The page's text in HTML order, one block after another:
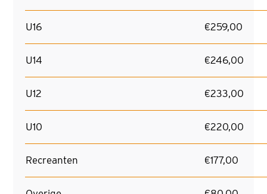
U16 €259,00
U14 €246,00
U12 €233,00
U10 €220,00
Recreanten €177,00